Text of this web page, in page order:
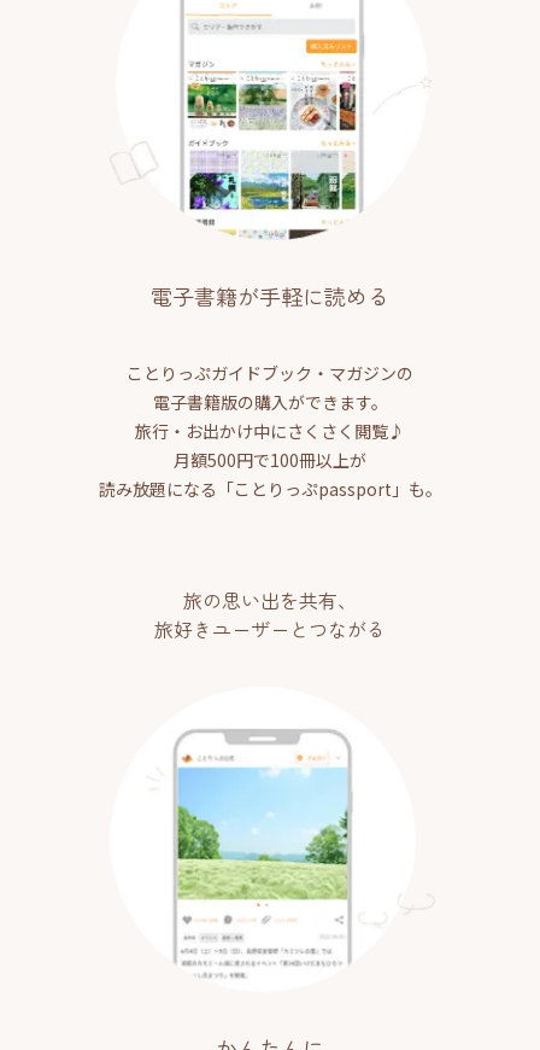
電子書籍が手軽に読める
ことりっぷガイドブック・マガジンの
電子書籍版の購入ができます。
旅行・お出かけ中にさくさく閲覧♪
月額500円で100冊以上が
読み放題になる「ことりっぷpassport」も。
旅の思い出を共有、
旅好きユーザーとつながる